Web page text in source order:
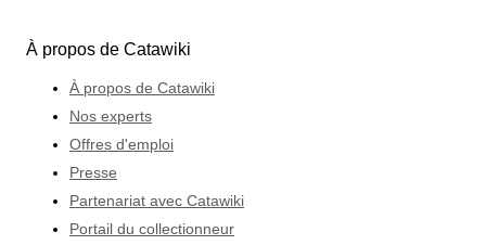
À propos de Catawiki
À propos de Catawiki
Nos experts
Offres d'emploi
Presse
Partenariat avec Catawiki
Portail du collectionneur